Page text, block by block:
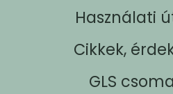
Használati
Cikkek,
GLS